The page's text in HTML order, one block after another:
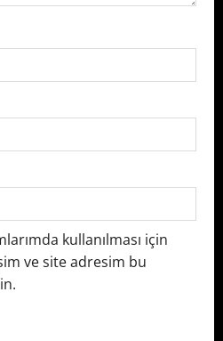
kullanılması için
ve site adresim bu